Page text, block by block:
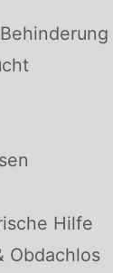
Hilfe
Obdachlos